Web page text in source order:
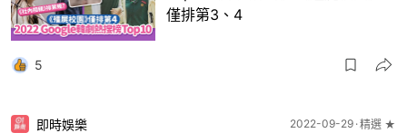
僅排第3、4
5
即時娛樂 2022-09-29 精選 ★